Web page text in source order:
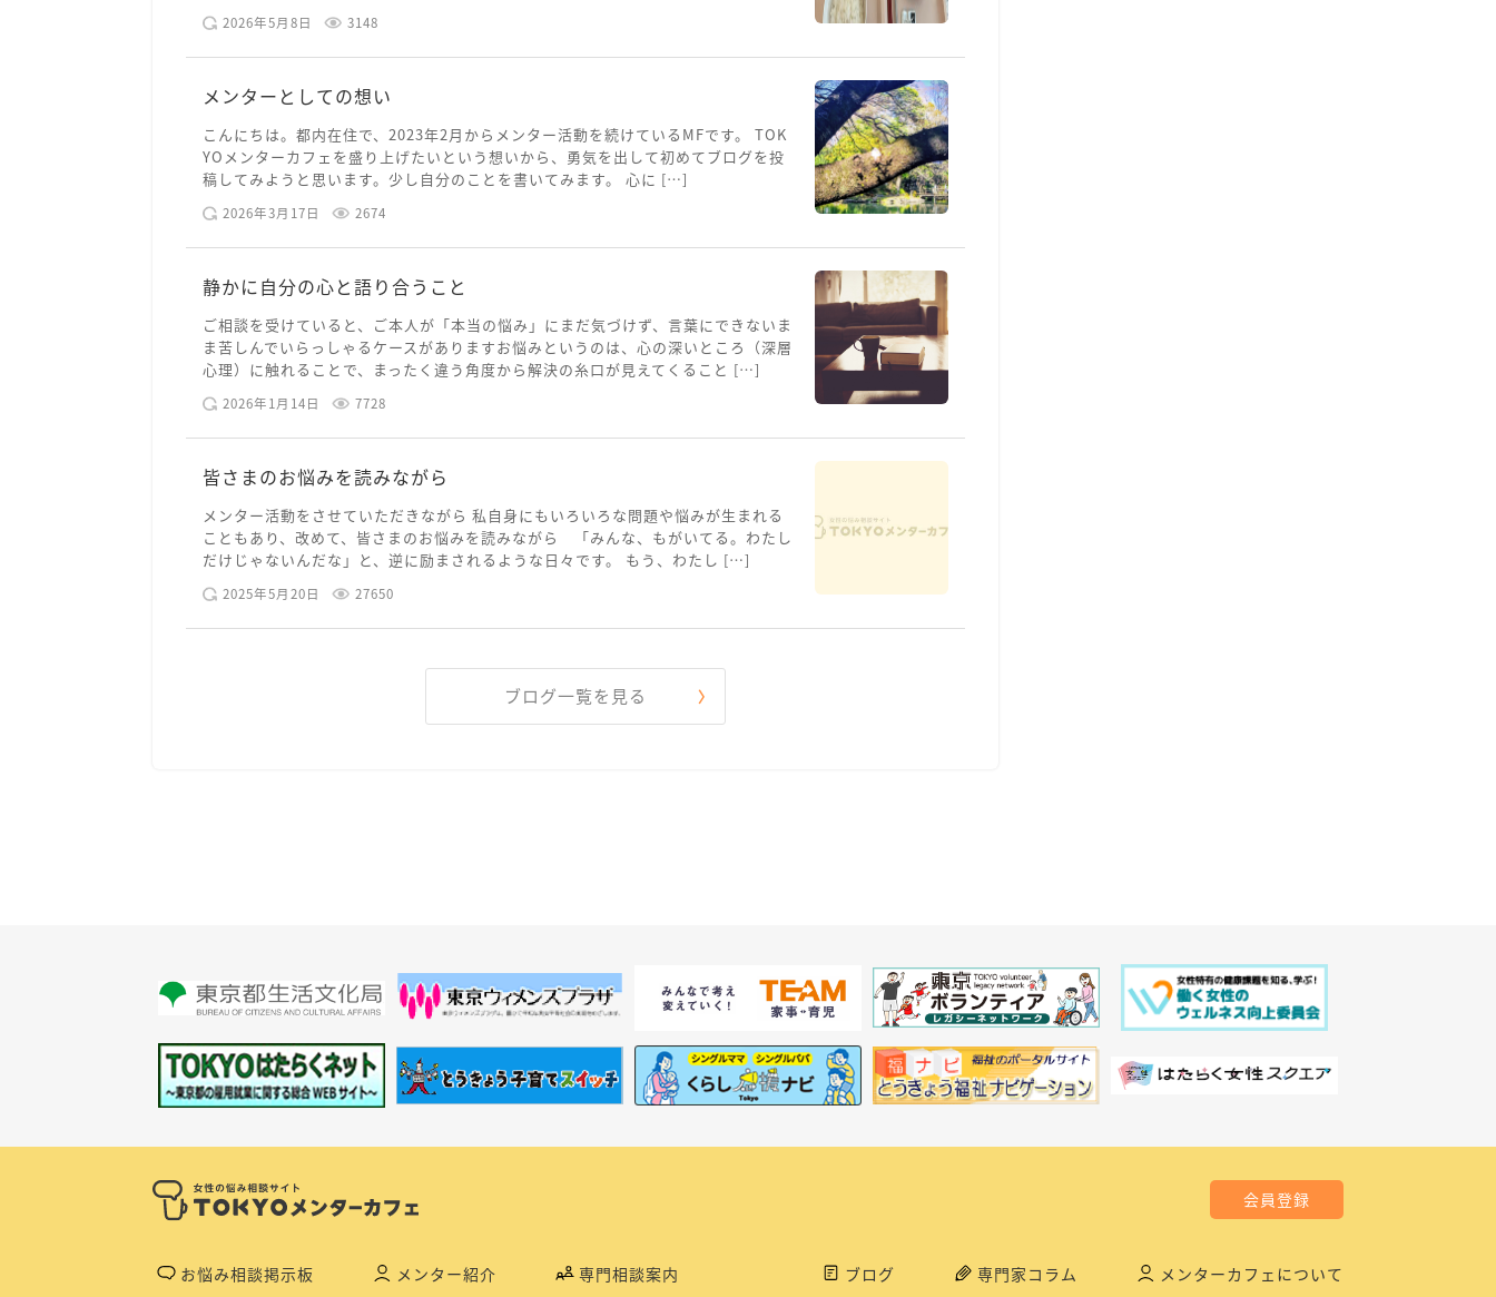
2026年5月8日 3148
メンターとしての想い
こんにちは。都内在住で、2023年2月からメンター活動を続けているMFです。 TOK
YOメンターカフェを盛り上げたいという想いから、勇気を出して初めてブログを投
稿してみようと思います。少し自分のことを書いてみます。 心に […]
2026年3月17日 2674
静かに自分の心と語り合うこと
ご相談を受けていると、ご本人が「本当の悩み」にまだ気づけず、言葉にできないま
ま苦しんでいらっしゃるケースがありますお悩みというのは、心の深いところ（深層
心理）に触れることで、まったく違う角度から解決の糸口が見えてくること […]
2026年1月14日 7728
皆さまのお悩みを読みながら
メンター活動をさせていただきながら 私自身にもいろいろな問題や悩みが生まれる
こともあり、改めて、皆さまのお悩みを読みながら 「みんな、もがいてる。わたし
だけじゃないんだな」と、逆に励まされるような日々です。 もう、わたし […]
2025年5月20日 27650
ブログ一覧を見る
会員登録
お悩み相談掲示板 メンター紹介 専門相談案内 ブログ 専門家コラム メンターカフェについて